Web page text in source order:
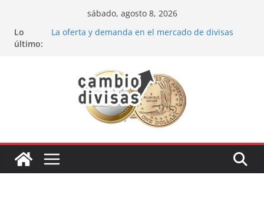
contenido
sábado, agosto 8, 2026
Lo
último:
La oferta y demanda en el mercado de divisas
Oportunidades de inversión en el sector petrolero
en 2024
Los bancos más recomendados para invertir en
Estrategia de los soldados Forex